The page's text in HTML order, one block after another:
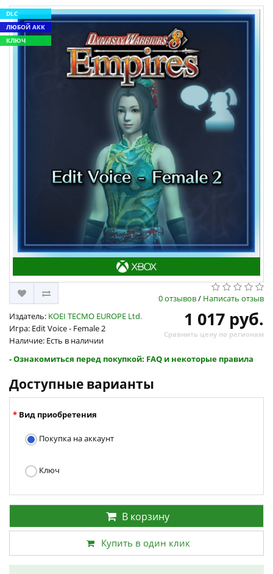
DLC
ЛЮБОЙ АКК
КЛЮЧ
0 отзывов/ Написать отзыв
Издатель: KOEI TECMO EUROPE Ltd.
Игра: Edit Voice - Female 2
Наличие: Есть в наличии
1 017 руб.
Сравнить цену по регионам
- Ознакомиться перед покупкой: FAQ и некоторые правила
Доступные варианты
Вид приобретения
Покупка на аккаунт
Ключ
В корзину
Купить в один клик